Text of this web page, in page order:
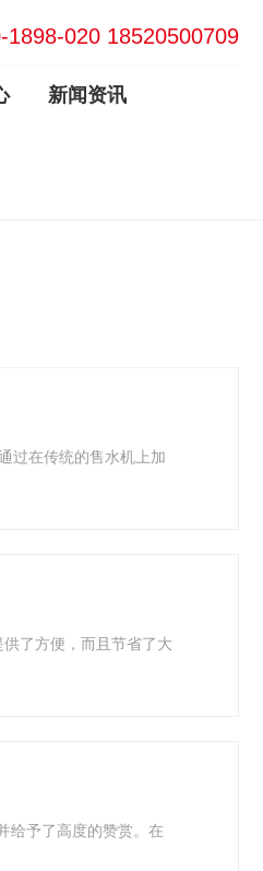
1898-020 18520500709
新闻资讯
过在传统的售水机上加
了方便，而且节省了大
给予了高度的赞赏。在